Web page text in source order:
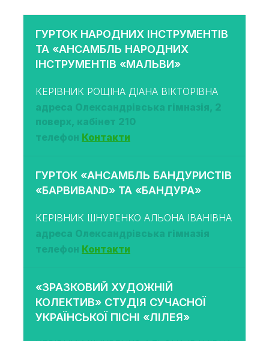
ГУРТОК НАРОДНИХ ІНСТРУМЕНТІВ
ТА «АНСАМБЛЬ НАРОДНИХ
ІНСТРУМЕНТІВ «МАЛЬВИ»
КЕРІВНИК РОЩІНА ДІАНА ВІКТОРІВНА
адреса Олександрівська гімназія, 2
поверх, кабінет 210
телефон Контакти
ГУРТОК «АНСАМБЛЬ БАНДУРИСТІВ
«БАРВИBAND» ТА «БАНДУРА»
КЕРІВНИК ШНУРЕНКО АЛЬОНА ІВАНІВНА
адреса Олександрівська гімназія
телефон Контакти
«ЗРАЗКОВИЙ ХУДОЖНІЙ
КОЛЕКТИВ» СТУДІЯ СУЧАСНОЇ
УКРАЇНСЬКОЇ ПІСНІ «ЛІЛЕЯ»